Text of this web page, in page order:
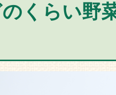
くらい野